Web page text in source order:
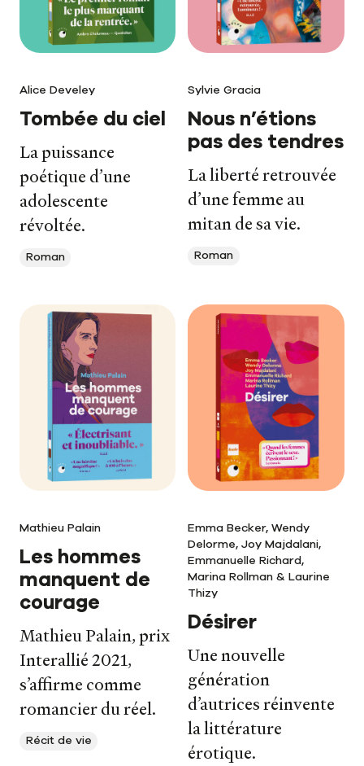
Alice Develey
Tombée du ciel
La puissance
poétique d’une
adolescente
révoltée.
Roman
Sylvie Gracia
Nous n’étions
pas des tendres
La liberté retrouvée
d’une femme au
mitan de sa vie.
Roman
Mathieu Palain
Les hommes
manquent de
courage
Mathieu Palain, prix
Interallié 2021,
s’affirme comme
romancier du réel.
Récit de vie
Emma Becker, Wendy
Delorme, Joy Majdalani,
Emmanuelle Richard,
Marina Rollman & Laurine
Thizy
Désirer
Une nouvelle
génération
d’autrices réinvente
la littérature
érotique.